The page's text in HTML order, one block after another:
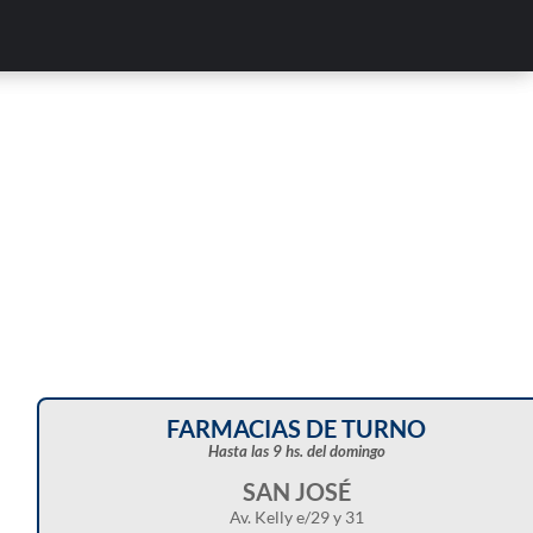
FARMACIAS DE TURNO
Hasta las 9 hs. del domingo
SAN JOSÉ
Av. Kelly e/29 y 31